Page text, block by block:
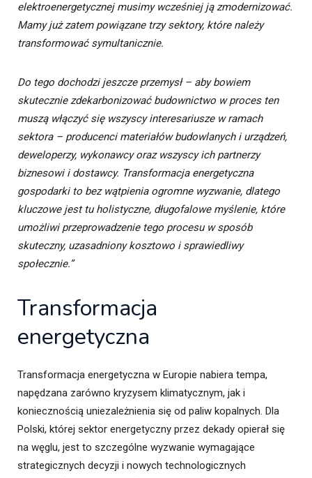
elektroenergetycznej musimy wcześniej ją zmodernizować.
Mamy już zatem powiązane trzy sektory, które należy
transformować symultanicznie.
Do tego dochodzi jeszcze przemysł – aby bowiem
skutecznie zdekarbonizować budownictwo w proces ten
muszą włączyć się wszyscy interesariusze w ramach
sektora – producenci materiałów budowlanych i urządzeń,
deweloperzy, wykonawcy oraz wszyscy ich partnerzy
biznesowi i dostawcy. Transformacja energetyczna
gospodarki to bez wątpienia ogromne wyzwanie, dlatego
kluczowe jest tu holistyczne, długofalowe myślenie, które
umożliwi przeprowadzenie tego procesu w sposób
skuteczny, uzasadniony kosztowo i sprawiedliwy
społecznie.”
Transformacja
energetyczna
Transformacja energetyczna w Europie nabiera tempa,
napędzana zarówno kryzysem klimatycznym, jak i
koniecznością uniezależnienia się od paliw kopalnych. Dla
Polski, której sektor energetyczny przez dekady opierał się
na węglu, jest to szczególne wyzwanie wymagające
strategicznych decyzji i nowych technologicznych